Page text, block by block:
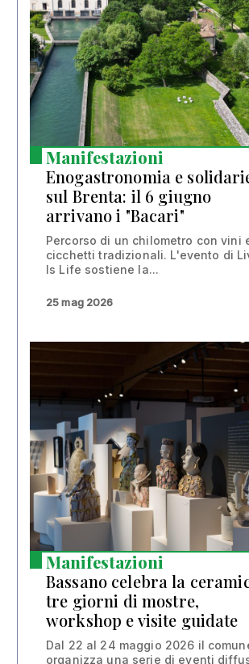
Manifestazioni
Enogastronomia e
sul Brenta: il 6 giugno
arrivano i "Bacari"
Percorso di un chilometro con vini
cicchetti tradizionali. L'evento di
Is Life sostiene la...
25 mag 2026
Manifestazioni
Bassano celebra la
tre giorni di mostre,
workshop e visite guidate
Dal 22 al 24 maggio 2026 il
organizza una serie di eventi